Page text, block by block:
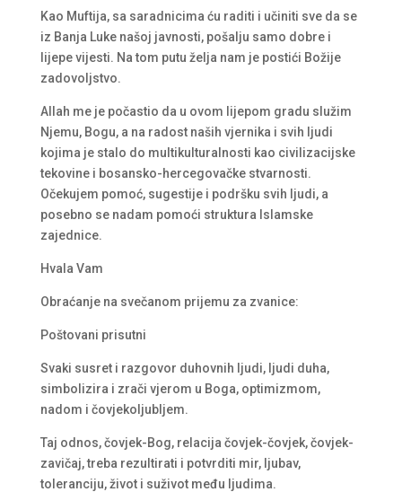
Kao Muftija, sa saradnicima ću raditi i učiniti sve da se
iz Banja Luke našoj javnosti, pošalju samo dobre i
lijepe vijesti. Na tom putu želja nam je postići Božije
zadovoljstvo.
Allah me je počastio da u ovom lijepom gradu služim
Njemu, Bogu, a na radost naših vjernika i svih ljudi
kojima je stalo do multikulturalnosti kao civilizacijske
tekovine i bosansko-hercegovačke stvarnosti.
Očekujem pomoć, sugestije i podršku svih ljudi, a
posebno se nadam pomoći struktura Islamske
zajednice.
Hvala Vam
Obraćanje na svečanom prijemu za zvanice:
Poštovani prisutni
Svaki susret i razgovor duhovnih ljudi, ljudi duha,
simbolizira i zrači vjerom u Boga, optimizmom,
nadom i čovjekoljubljem.
Taj odnos, čovjek-Bog, relacija čovjek-čovjek, čovjek-
zavičaj, treba rezultirati i potvrditi mir, ljubav,
toleranciju, život i suživot među ljudima.